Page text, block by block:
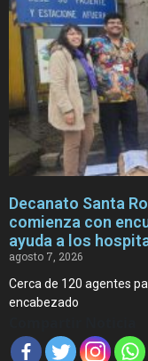
Decanato Santa
comienza con
ayuda a los
agosto 7, 2026
Cerca de 120 agentes
encabezado